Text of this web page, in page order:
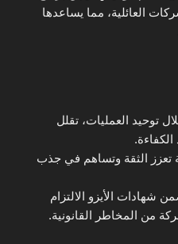
العائلية، مما يساعدها
توحيد العمليات، تقلل
الكفاءة.
تعزز الثقة وتساهم في جذب
شهادات الأيزو الالتزام
من المخاطر القانونية.